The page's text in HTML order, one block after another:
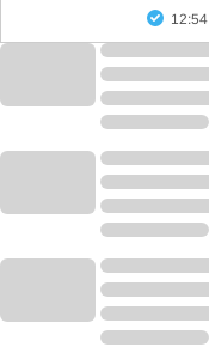
12:54